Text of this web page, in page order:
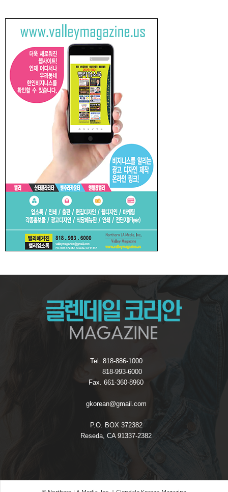
Tel. 818-886-1000
818-993-6000
Fax. 661-360-8960
gkorean@gmail.com
P.O. BOX 372382
Reseda, CA 91337-2382